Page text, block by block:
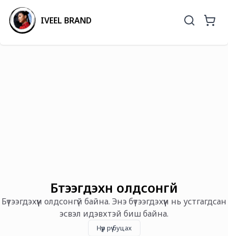
IVEEL BRAND
Бүтээгдэхүүн олдсонгүй
Бүтээгдэхүүн олдсонгүй байна. Энэ бүтээгдэхүүн нь устгагдсан
эсвэл идэвхтэй биш байна.
Нүүр рүү буцах